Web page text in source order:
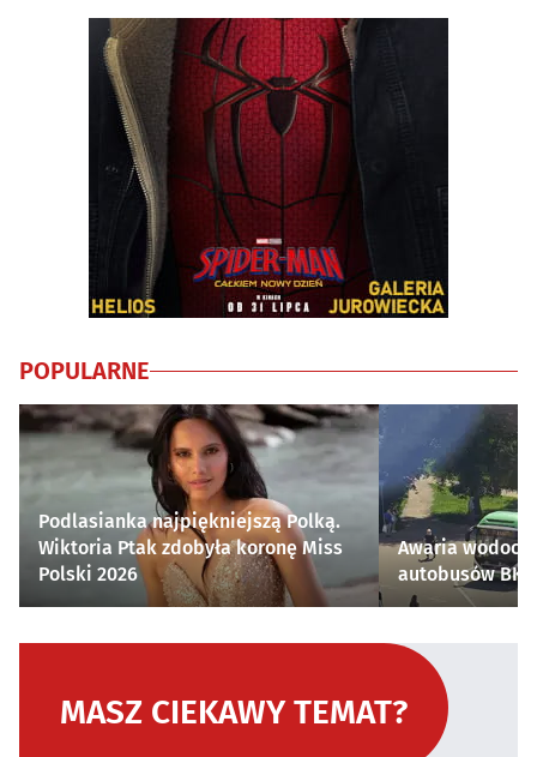
POPULARNE
Podlasianka najpiękniejszą Polką.
Wiktoria Ptak zdobyła koronę Miss
Polski 2026
Awaria
autobusów
MASZ CIEKAWY TEMAT?